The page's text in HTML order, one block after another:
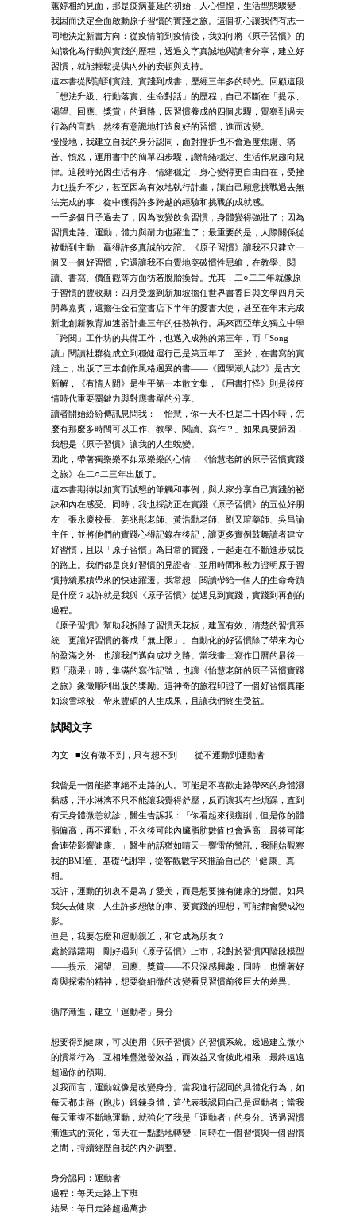
蕙婷相約見面，那是疫病蔓延的初始，人心惶惶，生活型態驟變，
我因而決定全面啟動原子習慣的實踐之旅。這個初心讓我們有志一
同地決定新書方向：從疫情前到疫情後，我如何將《原子習慣》的
知識化為行動與實踐的歷程，透過文字真誠地與讀者分享，建立好
習慣，就能輕鬆提供內外的安頓與支持。
這本書從閱讀到實踐、實踐到成書，歷經三年多的時光。回顧這段
「想法升級、行動落實、生命對話」的歷程，自己不斷在「提示、
渴望、回應、獎賞」的迴路，因習慣養成的四個步驟，覺察到過去
行為的盲點，然後有意識地打造良好的習慣，進而改變。
慢慢地，我建立自我的身分認同，面對挫折也不會過度焦慮、痛
苦、憤怒，運用書中的簡單四步驟，讓情緒穩定、生活作息趨向規
律。這段時光因生活有序、情緒穩定，身心變得更自由自在，受挫
力也提升不少，甚至因為有效地執行計畫，讓自己願意挑戰過去無
法完成的事，從中獲得許多跨越的經驗和挑戰的成就感。
一千多個日子過去了，因為改變飲食習慣，身體變得強壯了；因為
習慣走路、運動，體力與耐力也躍進了；最重要的是，人際關係從
被動到主動，贏得許多真誠的友誼。《原子習慣》讓我不只建立一
個又一個好習慣，它還讓我不自覺地突破慣性思維，在教學、閱
讀、書寫、價值觀等方面彷若脫胎換骨。尤其，二○二二年就像原
子習慣的豐收期：四月受邀到新加坡擔任世界書香日與文學四月天
開幕嘉賓，還擔任金石堂書店下半年的愛書大使，甚至在年末完成
新北創新教育加速器計畫三年的任務執行。馬來西亞華文獨立中學
「跨閱」工作坊的共備工作，也邁入成熟的第三年，而「Song
讀」閱讀社群從成立到穩健運行已是第五年了；至於，在書寫的實
踐上，出版了三本創作風格迥異的書——《國學潮人誌2》是古文
新解，《有情人間》是生平第一本散文集，《用書打怪》則是後疫
情時代重要關鍵力與對應書單的分享。
讀者開始紛紛傳訊息問我：「怡慧，你一天不也是二十四小時，怎
麼有那麼多時間可以工作、教學、閱讀、寫作？」如果真要歸因，
我想是《原子習慣》讓我的人生蛻變。
因此，帶著獨樂樂不如眾樂樂的心情，《怡慧老師的原子習慣實踐
之旅》在二○二三年出版了。
這本書期待以如實而誠懇的筆觸和事例，與大家分享自己實踐的祕
訣和內在感受。同時，我也採訪正在實踐《原子習慣》的五位好朋
友：張永慶校長、姜兆彤老師、黃浩勳老師、劉又瑄藥師、吳昌諭
主任，並將他們的實踐心得記錄在後記，讓更多實例鼓舞讀者建立
好習慣，且以「原子習慣」為日常的實踐，一起走在不斷進步成長
的路上。我們都是良好習慣的見證者，並用時間和毅力證明原子習
慣持續累積帶來的快速躍遷。我常想，閱讀帶給一個人的生命奇蹟
是什麼？或許就是我與《原子習慣》從遇見到實踐，實踐到再創的
過程。
《原子習慣》幫助我拆除了習慣天花板，建置有效、清楚的習慣系
統，更讓好習慣的養成「無上限」。自動化的好習慣除了帶來內心
的盈滿之外，也讓我們邁向成功之路。當我畫上寫作日曆的最後一
顆「蘋果」時，集滿的寫作記號，也讓《怡慧老師的原子習慣實踐
之旅》象徵順利出版的獎勵。這神奇的旅程印證了一個好習慣真能
如滾雪球般，帶來豐碩的人生成果，且讓我們終生受益。
試閱文字
內文 : ■沒有做不到，只有想不到——從不運動到運動者
我曾是一個能搭車絕不走路的人。可能是不喜歡走路帶來的身體濕
黏感，汗水淋漓不只不能讓我覺得舒壓，反而讓我有些煩躁，直到
有天身體微恙就診，醫生告訴我：「你看起來很瘦削，但是你的體
脂偏高，再不運動，不久後可能內臟脂肪數值也會過高，最後可能
會連帶影響健康。」醫生的話猶如晴天一響雷的警訊，我開始觀察
我的BMI值、基礎代謝率，從客觀數字來推論自己的「健康」真
相。
或許，運動的初衷不是為了愛美，而是想要擁有健康的身體。如果
我失去健康，人生許多想做的事、要實踐的理想，可能都會變成泡
影。
但是，我要怎麼和運動親近，和它成為朋友？
處於躊躇期，剛好遇到《原子習慣》上市，我對於習慣四階段模型
——提示、渴望、回應、獎賞——不只深感興趣，同時，也懷著好
奇與探索的精神，想要從細微的改變看見習慣前後巨大的差異。
循序漸進，建立「運動者」身分
想要得到健康，可以使用《原子習慣》的習慣系統。透過建立微小
的慣常行為，互相堆疊激發效益，而效益又會彼此相乘，最終遠遠
超過你的預期。
以我而言，運動就像是改變身分。當我進行認同的具體化行為，如
每天都走路（跑步）鍛鍊身體，這代表我認同自己是運動者；當我
每天重複不斷地運動，就強化了我是「運動者」的身分。透過習慣
漸進式的演化，每天在一點點地轉變，同時在一個習慣與一個習慣
之間，持續經歷自我的內外調整。
身分認同：運動者
過程：每天走路上下班
結果：每日走路超過萬步